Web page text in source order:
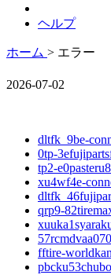
ヘルプ
ホーム > エラー
2026-07-02
dltfk_9be-
0tp-
tp2-
xu4wf4e-
qrp9-
fftire-